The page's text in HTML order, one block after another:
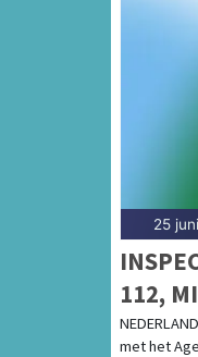
25
112,
met het